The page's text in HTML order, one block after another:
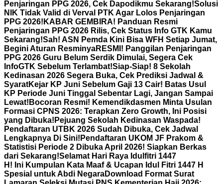
Penjaringan PPG 2026, Cek Dapodikmu Sekarang!Solusi
NIK Tidak Valid di Verval PTK Agar Lolos Penjaringan
PPG 2026! KABAR GEMBIRA! Panduan Resmi
Penjaringan PPG 2026 Rilis, Cek Status Info GTK Kamu
Sekarang!Sah! ASN Pemda Kini Bisa WFH Setiap Jumat,
Begini Aturan ResminyaRESMI! Panggilan Penjaringan
PPG 2026 Guru Belum Serdik Dimulai, Segera Cek
InfoGTK Sebelum Terlambat!Siap-Siap! 8 Sekolah
Kedinasan 2026 Segera Buka, Cek Prediksi Jadwal &
SyaratKejar KP Juni Sebelum Gaji 13 Cair! Batas Usul
KP Periode Juni Tinggal Sebentar Lagi, Jangan Sampai
Lewat! Bocoran Resmi! Kemendikdasmen Minta Usulan
Formasi CPNS 2026: Terapkan Zero Growth, Ini Posisi
yang Dibuka! Pejuang Sekolah Kedinasan Waspada!
Pendaftaran UTBK 2026 Sudah Dibuka, Cek Jadwal
Lengkapnya Di Sini! Pendaftaran UKOM JF Prakom &
Statistisi Periode 2 Dibuka April 2026! Siapkan Berkas
dari Sekarang!Selamat Hari Raya Idulfitri 1447
H! Ini Kumpulan Kata Maaf & Ucapan Idul Fitri 1447 H
Spesial untuk Abdi NegaraDownload Format Surat